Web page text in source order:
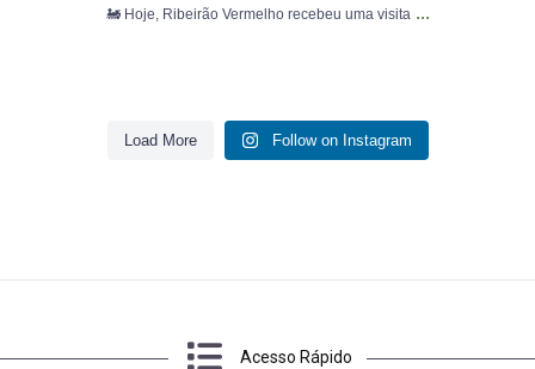
🚂 Hoje, Ribeirão Vermelho recebeu uma visita ...
Load More Follow on Instagram
Acesso Rápido